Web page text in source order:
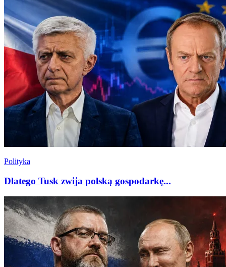
Polityka
Dlatego Tusk zwija polską gospodarkę...